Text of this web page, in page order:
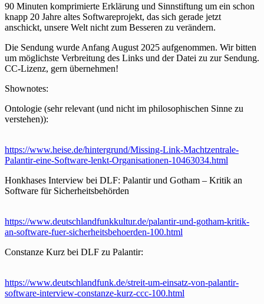
90 Minuten komprimierte Erklärung und Sinnstiftung um ein schon
knapp 20 Jahre altes Softwareprojekt, das sich gerade jetzt
anschickt, unsere Welt nicht zum Besseren zu verändern.
Die Sendung wurde Anfang August 2025 aufgenommen. Wir bitten
um möglichste Verbreitung des Links und der Datei zu zur Sendung.
CC-Lizenz, gern übernehmen!
Shownotes:
Ontologie (sehr relevant (und nicht im philosophischen Sinne zu
verstehen)):
https://www.heise.de/hintergrund/Missing-Link-Machtzentrale-
Palantir-eine-Software-lenkt-Organisationen-10463034.html
Honkhases Interview bei DLF: Palantir und Gotham – Kritik an
Software für Sicherheitsbehörden
https://www.deutschlandfunkkultur.de/palantir-und-gotham-kritik-
an-software-fuer-sicherheitsbehoerden-100.html
Constanze Kurz bei DLF zu Palantir:
https://www.deutschlandfunk.de/streit-um-einsatz-von-palantir-
software-interview-constanze-kurz-ccc-100.html